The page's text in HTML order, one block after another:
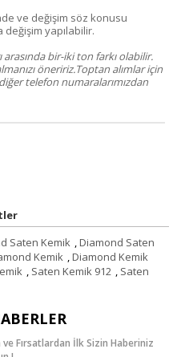
ve değişim söz konusu
yapılabilir.
bir-iki ton farkı olabilir.
öneririz.Toptan alımlar için
telefon numaralarımızdan
Saten Kemik ,Diamond Saten
Kemik ,Diamond Kemik
, Saten Kemik 912 , Saten
Fırsatlardan İlk Sizin Haberiniz